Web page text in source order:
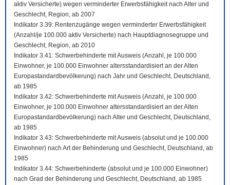
aktiv Versicherte) wegen verminderter Erwerbsfähigkeit nach Alter und
Geschlecht, Region, ab 2007
Indikator 3.39: Rentenzugänge wegen verminderter Erwerbsfähigkeit
(Anzahl/je 100.000 aktiv Versicherte) nach Hauptdiagnosegruppe und
Geschlecht, Region, ab 2010
Indikator 3.41: Schwerbehinderte mit Ausweis (Anzahl, je 100.000
Einwohner, je 100.000 Einwohner altersstandardisiert an der Alten
Europastandardbevölkerung) nach Jahr und Geschlecht, Deutschland,
ab 1985
Indikator 3.42: Schwerbehinderte mit Ausweis (Anzahl, je 100.000
Einwohner, je 100.000 Einwohner altersstandardisiert an der Alten
Europastandardbevölkerung) nach Alter und Geschlecht, Deutschland,
ab 1985
Indikator 3.43: Schwerbehinderte mit Ausweis (absolut und je 100.000
Einwohner) nach Art der Behinderung und Geschlecht, Deutschland, ab
1985
Indikator 3.44: Schwerbehinderte (absolut und je 100.000 Einwohner)
nach Grad der Behinderung und Geschlecht, Deutschland, ab 1985